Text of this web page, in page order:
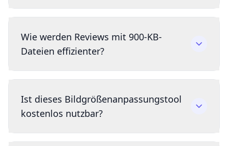
Wie werden Reviews mit 900-KB-
Dateien effizienter?
Ist dieses Bildgrößenanpassungstool
kostenlos nutzbar?